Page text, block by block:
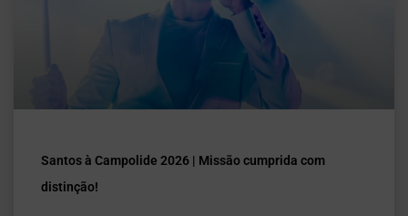
Santos à Campolide 2026 | Missão cumprida com
distinção!